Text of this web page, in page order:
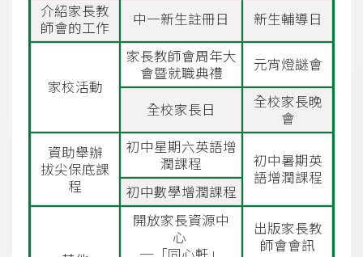
介紹家長教
師會的工作
中一新生註冊日 新生輔導日
家校活動
家長教師會周年大
會暨就職典禮
元宵燈謎會
全校家長日
全校家長晚
會
資助舉辦
拔尖保底課
程
初中星期六英語增
潤課程
初中暑期英
語增潤課程
初中數學增潤課程
開放家長資源中
心
出版家長教
師會會訊